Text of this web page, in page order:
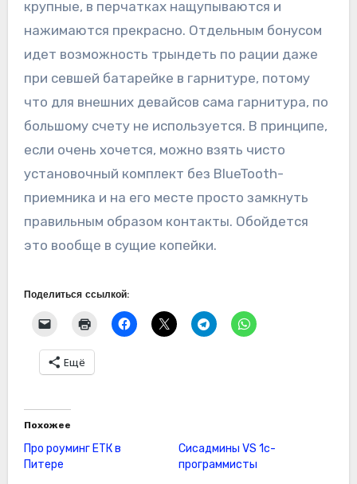
крупные, в перчатках нащупываются и
нажимаются прекрасно. Отдельным бонусом
идет возможность трындеть по рации даже
при севшей батарейке в гарнитуре, потому
что для внешних девайсов сама гарнитура, по
большому счету не используется. В принципе,
если очень хочется, можно взять чисто
установочный комплект без BlueTooth-
приемника и на его месте просто замкнуть
правильным образом контакты. Обойдется
это вообще в сущие копейки.
Поделиться ссылкой:
Ещё
Похожее
Про роуминг ЕТК в
Питере
Сисадмины VS 1с-
программисты